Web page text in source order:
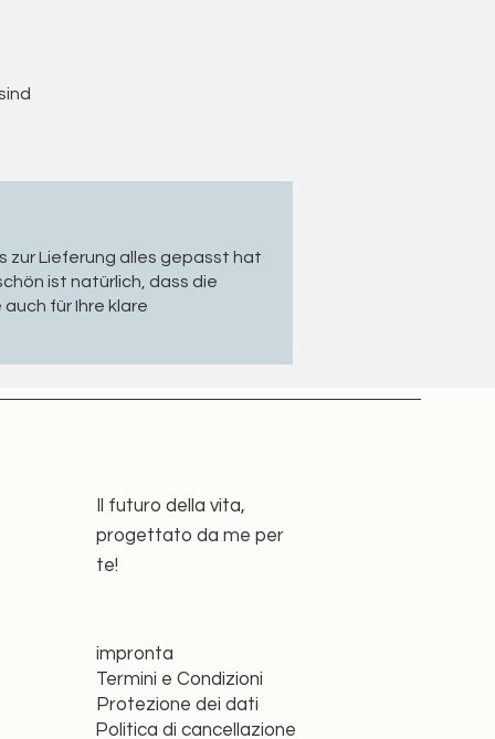
zur Lieferung alles gepasst hat
ist natürlich, dass die
für Ihre klare
Il futuro della vita,
progettato da me per
te!
impronta
Termini e Condizioni
Protezione dei dati
Politica di cancellazione